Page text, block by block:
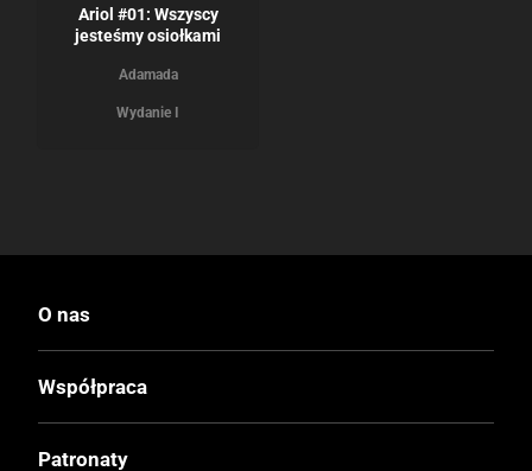
Ariol #01: Wszyscy
jesteśmy osiołkami
Adamada
Wydanie I
O nas
Współpraca
Patronaty